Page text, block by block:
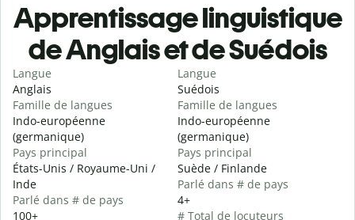
Apprentissage linguistique
de Anglais et de Suédois
Langue
Anglais
Famille de langues
Indo-européenne
(germanique)
Pays principal
États-Unis / Royaume-Uni /
Inde
Parlé dans # de pays
100+
Langue
Suédois
Famille de langues
Indo-européenne
(germanique)
Pays principal
Suède / Finlande
Parlé dans # de pays
4+
# Total de locuteurs